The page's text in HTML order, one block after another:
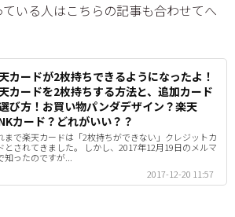
いる人はこちらの記事も合わせてへ
カードが2枚持ちできるようになったよ！
カードを2枚持ちする方法と、追加カード
び方！お買い物パンダデザイン？楽天
カード？どれがいい？？
まで楽天カードは「2枚持ちができない」クレジットカ
とされてきました。 しかし、2017年12月19日のメルマ
知ったのですが...
2017-12-20 11:57